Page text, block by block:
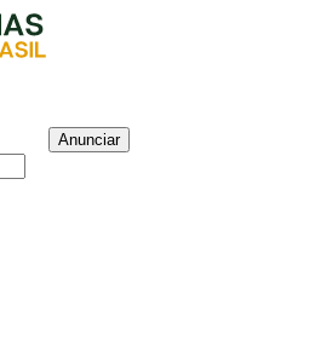
Anunciar